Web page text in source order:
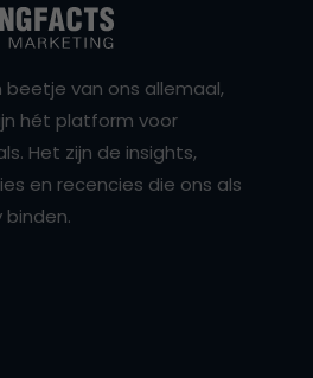
van ons allemaal,
hét platform voor
Het zijn de insights,
en recencies die ons als